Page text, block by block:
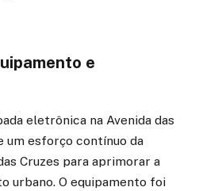
e
eletrônica na Avenida das
um esforço contínuo da
Cruzes para aprimorar a
urbano. O equipamento foi